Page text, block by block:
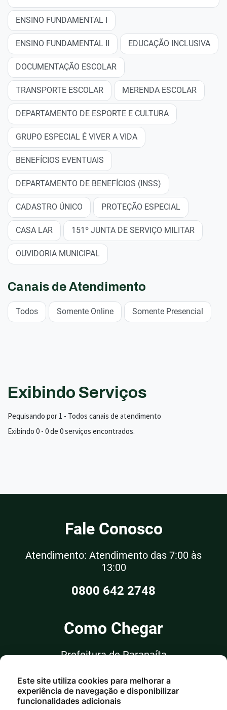
ENSINO FUNDAMENTAL I
ENSINO FUNDAMENTAL II EDUCAÇÃO INCLUSIVA
DOCUMENTAÇÃO ESCOLAR
TRANSPORTE ESCOLAR MERENDA ESCOLAR
DEPARTAMENTO DE ESPORTE E CULTURA
GRUPO ESPECIAL É VIVER A VIDA
BENEFÍCIOS EVENTUAIS
DEPARTAMENTO DE BENEFÍCIOS (INSS)
CADASTRO ÚNICO PROTEÇÃO ESPECIAL
CASA LAR 151º JUNTA DE SERVIÇO MILITAR
OUVIDORIA MUNICIPAL
Canais de Atendimento
Todos Somente Online Somente Presencial
Exibindo Serviços
Pequisando por 1 - Todos canais de atendimento
Exibindo 0 - 0 de 0 serviços encontrados.
Fale Conosco
Atendimento: Atendimento das 7:00 às
13:00
0800 642 2748
Como Chegar
Prefeitura de Paranaíta
Rua Alceu Rossi, nº 351, Sala 03
Centro - Paranaíta/MT
Este site utiliza cookies para melhorar a
experiência de navegação e disponibilizar
funcionalidades adicionais